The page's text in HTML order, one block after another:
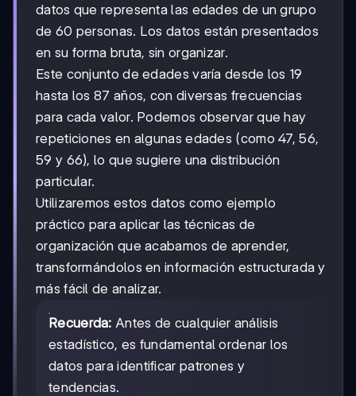
datos que representa las edades de un grupo
de 60 personas. Los datos están presentados
en su forma bruta, sin organizar.
Este conjunto de edades varía desde los 19
hasta los 87 años, con diversas frecuencias
para cada valor. Podemos observar que hay
repeticiones en algunas edades (como 47, 56,
59 y 66), lo que sugiere una distribución
particular.
Utilizaremos estos datos como ejemplo
práctico para aplicar las técnicas de
organización que acabamos de aprender,
transformándolos en información estructurada y
más fácil de analizar.
Recuerda: Antes de cualquier análisis
estadístico, es fundamental ordenar los
datos para identificar patrones y
tendencias.